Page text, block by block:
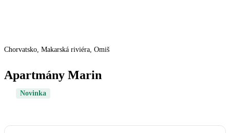
Chorvatsko, Makarská riviéra, Omiš
Apartmány Marin
Novinka